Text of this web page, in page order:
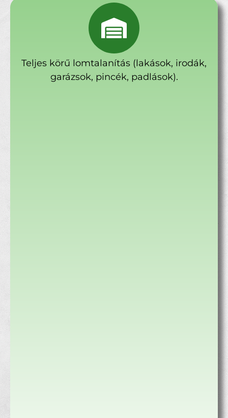
Teljes körű lomtalanítás (lakások, irodák,
garázsok, pincék, padlások).